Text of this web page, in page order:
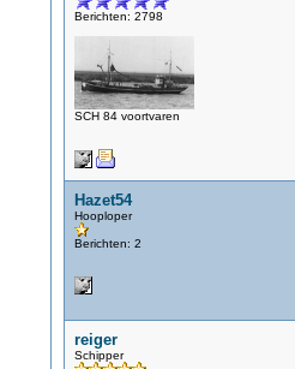
Berichten: 2798
SCH 84 voortvaren
Hazet54
Hooploper
Berichten: 2
reiger
Schipper